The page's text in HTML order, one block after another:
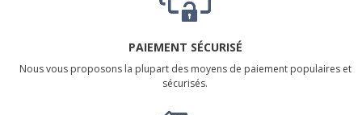
PAIEMENT SÉCURISÉ
Nous vous proposons la plupart des moyens de paiement populaires et
sécurisés.